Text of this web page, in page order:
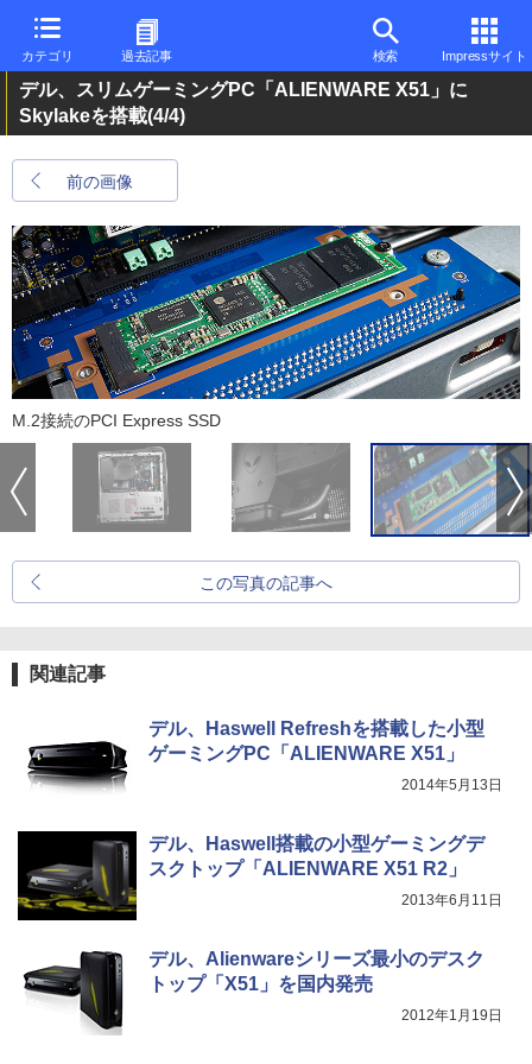
カテゴリ 過去記事 検索 Impressサイト
デル、スリムゲーミングPC「ALIENWARE X51」に
Skylakeを搭載(4/4)
前の画像
M.2接続のPCI Express SSD
この写真の記事へ
関連記事
デル、Haswell Refreshを搭載した小型
ゲーミングPC「ALIENWARE X51」
2014年5月13日
デル、Haswell搭載の小型ゲーミングデ
スクトップ「ALIENWARE X51 R2」
2013年6月11日
デル、Alienwareシリーズ最小のデスク
トップ「X51」を国内発売
2012年1月19日